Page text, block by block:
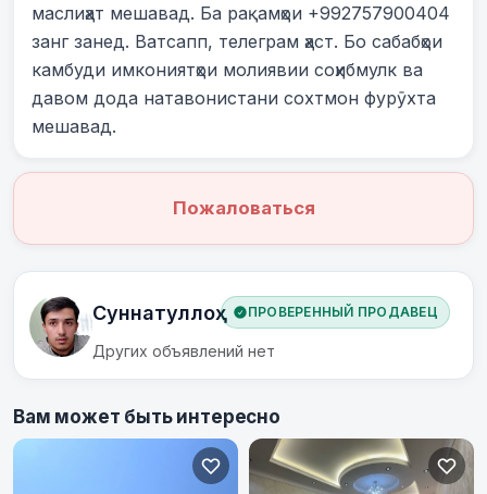
маслиҳат мешавад. Ба рақамҳои +992757900404
занг занед. Ватсапп, телеграм ҳаст. Бо сабабҳои
камбуди имкониятҳои молиявии соҳибмулк ва
давом дода натавонистани сохтмон фурӯхта
мешавад.
Пожаловаться
Суннатуллоҳ ПРОВЕРЕННЫЙ ПРОДАВЕЦ
Других объявлений нет
Вам может быть интересно